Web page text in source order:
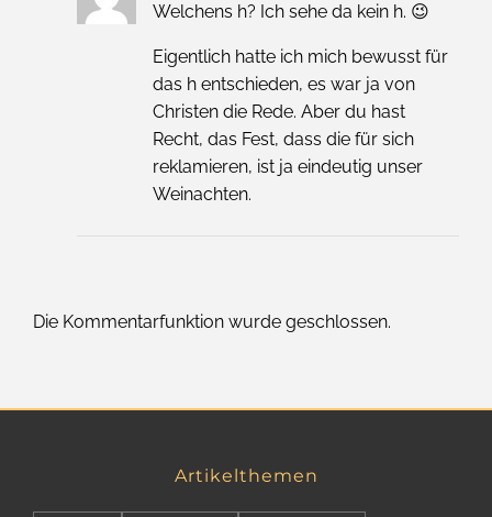
Welchens h? Ich sehe da kein h. 😉
Eigentlich hatte ich mich bewusst für
das h entschieden, es war ja von
Christen die Rede. Aber du hast
Recht, das Fest, dass die für sich
reklamieren, ist ja eindeutig unser
Weinachten.
Die Kommentarfunktion wurde geschlossen.
Artikelthemen